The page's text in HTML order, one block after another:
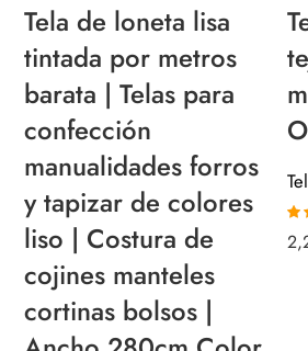
Tela de loneta lisa
tintada por metros
barata | Telas para
confección
manualidades forros
y tapizar de colores
liso | Costura de
cojines manteles
cortinas bolsos |